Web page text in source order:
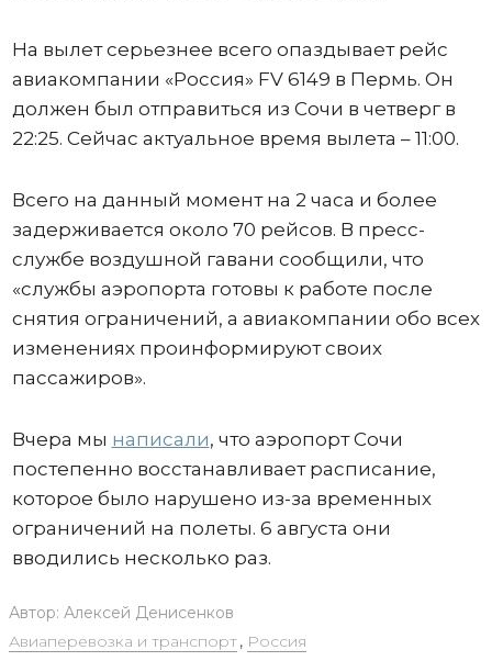
На вылет серьезнее всего опаздывает рейс
авиакомпании «Россия» FV 6149 в Пермь. Он
должен был отправиться из Сочи в четверг в
22:25. Сейчас актуальное время вылета – 11:00.
Всего на данный момент на 2 часа и более
задерживается около 70 рейсов. В пресс-
службе воздушной гавани сообщили, что
«службы аэропорта готовы к работе после
снятия ограничений, а авиакомпании обо всех
изменениях проинформируют своих
пассажиров».
Вчера мы написали, что аэропорт Сочи
постепенно восстанавливает расписание,
которое было нарушено из-за временных
ограничений на полеты. 6 августа они
вводились несколько раз.
Автор: Алексей Денисенков
Авиаперевозка и транспорт, Россия